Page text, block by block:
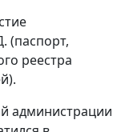
(паспорт,
реестра
администрации